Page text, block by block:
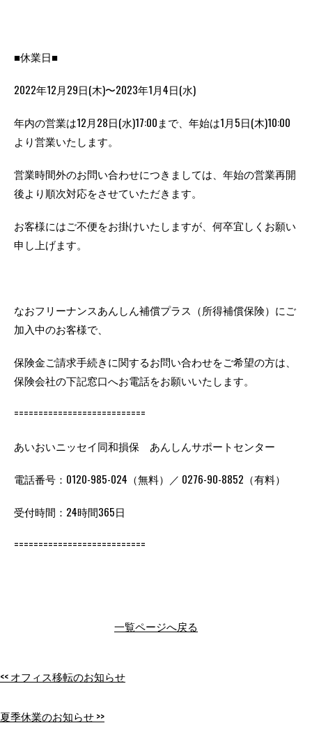
■休業日■
2022年12月29日(木)〜2023年1月4日(水)
年内の営業は12月28日(水)17:00まで、年始は1月5日(木)10:00
より営業いたします。
営業時間外のお問い合わせにつきましては、年始の営業再開
後より順次対応をさせていただきます。
お客様にはご不便をお掛けいたしますが、何卒宜しくお願い
申し上げます。
なおフリーナンスあんしん補償プラス（所得補償保険）にご
加入中のお客様で、
保険金ご請求手続きに関するお問い合わせをご希望の方は、
保険会社の下記窓口へお電話をお願いいたします。
===========================
あいおいニッセイ同和損保 あんしんサポートセンター
電話番号：0120-985-024（無料）／ 0276-90-8852（有料）
受付時間：24時間365日
===========================
一覧ページへ戻る
<< オフィス移転のお知らせ
夏季休業のお知らせ >>